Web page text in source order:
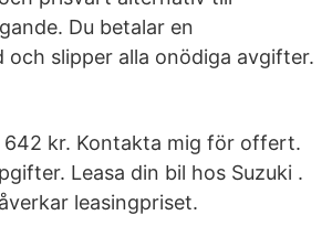
Du betalar en
och slipper alla onödiga avgifter.
642 kr. Kontakta mig för offert.
Leasa din bil hos Suzuki .
leasingpriset.